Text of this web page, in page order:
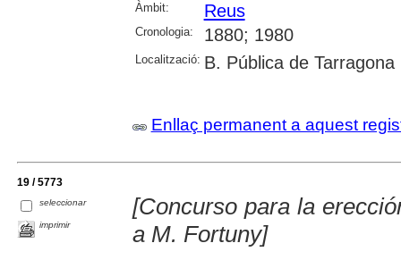
Àmbit: Reus
Cronologia: 1880; 1980
Localització: B. Pública de Tarragona
Enllaç permanent a aquest
19 / 5773
seleccionar
imprimir
[Concurso para la
a M. Fortuny]